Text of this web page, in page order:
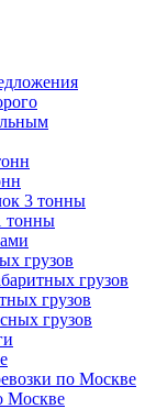
3 тонны
тонны
грузов
грузов
грузов
грузов
по Москве
Москве